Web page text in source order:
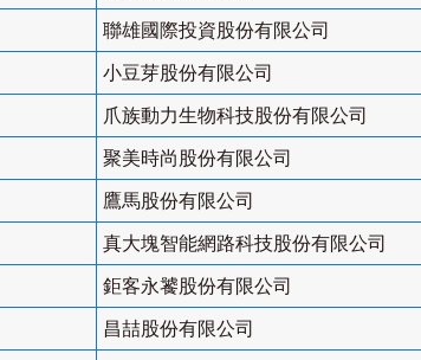
聯雄國際投資股份有限公司
小豆芽股份有限公司
爪族動力生物科技股份有限公司
聚美時尚股份有限公司
鷹馬股份有限公司
真大塊智能網路科技股份有限公司
鉅客永饕股份有限公司
昌喆股份有限公司